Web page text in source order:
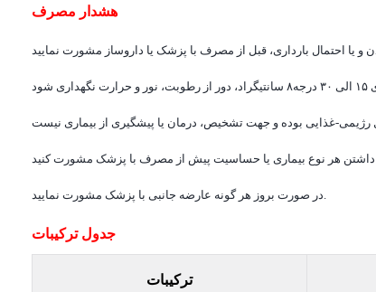
هشدار مصرف
در صورت بروز هر گونه عارضه جانبی با پزشک مشورت نمایید.
جدول ترکیبات
ترکیبات